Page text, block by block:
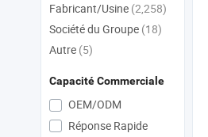
Fabricant/Usine (2,258)
Société du Groupe (18)
Autre (5)
Capacité Commerciale
OEM/ODM
Réponse Rapide